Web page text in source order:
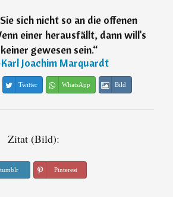
sich nicht so an die offenen
einer herausfällt, dann will's
keiner gewesen sein.“
Karl Joachim Marquardt
Twitter WhatsApp Bild
Zitat (Bild):
tumblr Pinterest